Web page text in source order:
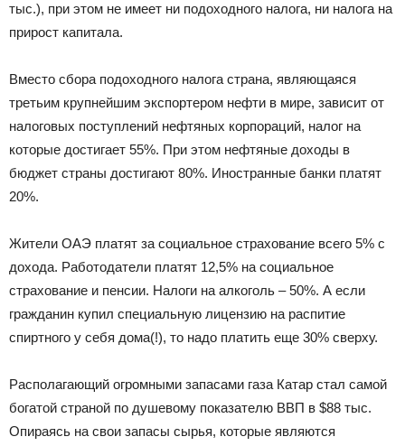
тыс.), при этом не имеет ни подоходного налога, ни налога на
прирост капитала.
Вместо сбора подоходного налога страна, являющаяся
третьим крупнейшим экспортером нефти в мире, зависит от
налоговых поступлений нефтяных корпораций, налог на
которые достигает 55%. При этом нефтяные доходы в
бюджет страны достигают 80%. Иностранные банки платят
20%.
Жители ОАЭ платят за социальное страхование всего 5% с
дохода. Работодатели платят 12,5% на социальное
страхование и пенсии. Налоги на алкоголь – 50%. А если
гражданин купил специальную лицензию на распитие
спиртного у себя дома(!), то надо платить еще 30% сверху.
Располагающий огромными запасами газа Катар стал самой
богатой страной по душевому показателю ВВП в $88 тыс.
Опираясь на свои запасы сырья, которые являются